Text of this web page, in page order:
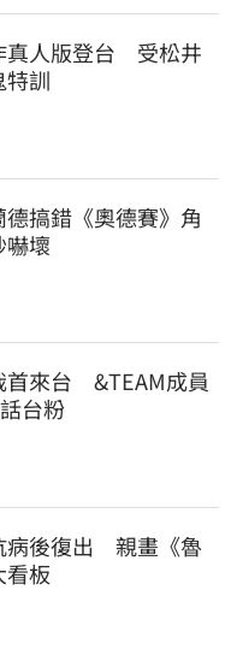
真人版登台　受松井
特訓
德搞錯《奧德賽》角
嚇壞
來台　&TEAM成員
台粉
病後復出　親畫《魯
看板